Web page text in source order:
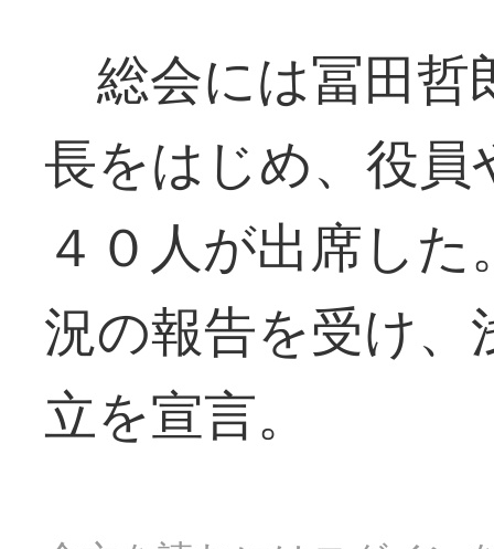
総会には冨田哲
長をはじめ、役
４０人が出席し
況の報告を受け
立を宣言。